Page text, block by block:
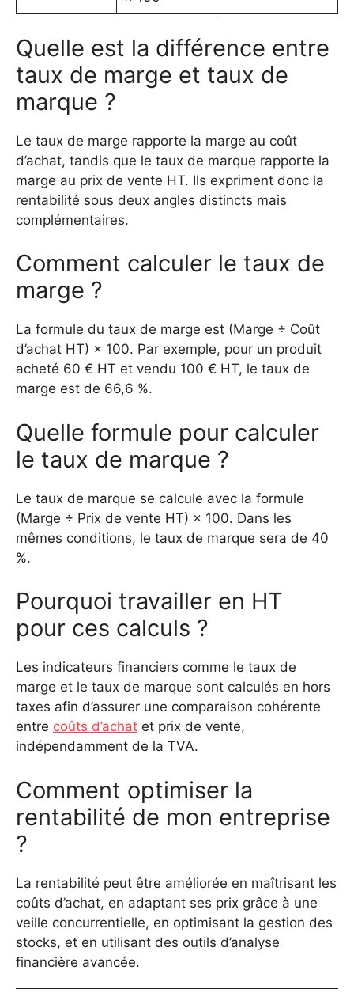
Quelle est la différence entre
taux de marge et taux de
marque ?
Le taux de marge rapporte la marge au coût
d’achat, tandis que le taux de marque rapporte la
marge au prix de vente HT. Ils expriment donc la
rentabilité sous deux angles distincts mais
complémentaires.
Comment calculer le taux de
marge ?
La formule du taux de marge est (Marge ÷ Coût
d’achat HT) × 100. Par exemple, pour un produit
acheté 60 € HT et vendu 100 € HT, le taux de
marge est de 66,6 %.
Quelle formule pour calculer
le taux de marque ?
Le taux de marque se calcule avec la formule
(Marge ÷ Prix de vente HT) × 100. Dans les
mêmes conditions, le taux de marque sera de 40
%.
Pourquoi travailler en HT
pour ces calculs ?
Les indicateurs financiers comme le taux de
marge et le taux de marque sont calculés en hors
taxes afin d’assurer une comparaison cohérente
entre coûts d’achat et prix de vente,
indépendamment de la TVA.
Comment optimiser la
rentabilité de mon entreprise
?
La rentabilité peut être améliorée en maîtrisant les
coûts d’achat, en adaptant ses prix grâce à une
veille concurrentielle, en optimisant la gestion des
stocks, et en utilisant des outils d’analyse
financière avancée.